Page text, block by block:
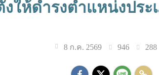
ให้ดำรงตำแหน่งประ
8 ก.ค. 2569 946 288